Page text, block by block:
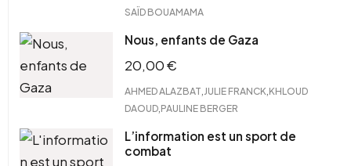
SAÏD BOUAMAMA
Nous, enfants de Gaza
20,00€
AHMED ALAZBAT JULIE FRANCK KHLOUD
DAOUD PAULINE BERGER
L’information est un sport de
combat